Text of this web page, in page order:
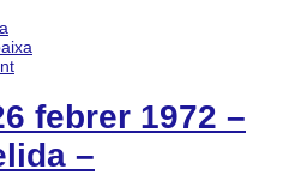
febrer 1972 –
–